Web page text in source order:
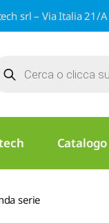
srl – Via Italia
Catalogo
serie